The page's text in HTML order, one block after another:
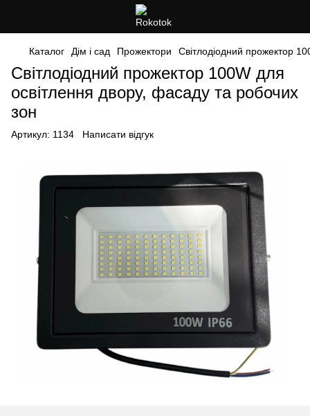
Каталог Дім і сад Прожектори Світлодіодний прожектор
Світлодіодний прожектор 100W для
освітлення двору, фасаду та робочих
зон
Артикул: 1134 Написати відгук